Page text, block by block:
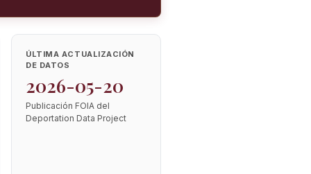
ÚLTIMA ACTUALIZACIÓN
DE DATOS
2026-05-20
Publicación FOIA del
Deportation Data Project